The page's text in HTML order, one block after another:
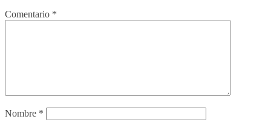
Comentario *
Nombre *